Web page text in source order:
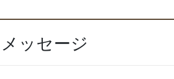
ッセージ